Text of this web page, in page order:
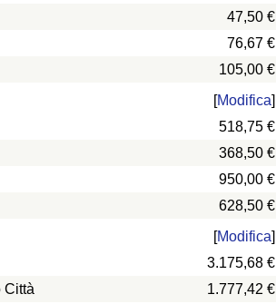
47,50 €
76,67 €
105,00 €
[Modifica]
518,75 €
368,50 €
950,00 €
628,50 €
[Modifica]
3.175,68 €
Città 1.777,42 €